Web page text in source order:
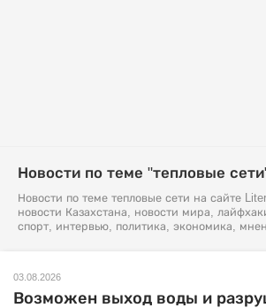
Новости по теме "тепловые
Новости по теме тепловые сети на сайте
новости Казахстана, новости мира,
спорт, интервью, политика, экономика,
03.08.2026
Возможен выход воды и